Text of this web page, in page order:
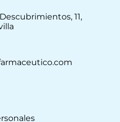
11,